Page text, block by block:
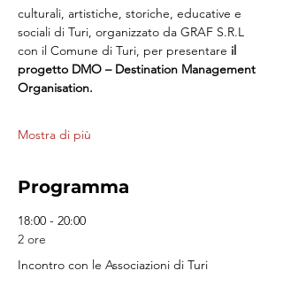
culturali, artistiche, storiche, educative e
sociali di Turi, organizzato da GRAF S.R.L
con il Comune di Turi, per presentare il
progetto DMO – Destination Management
Organisation.
Mostra di più
Programma
18:00 - 20:00
2 ore
Incontro con le Associazioni di Turi